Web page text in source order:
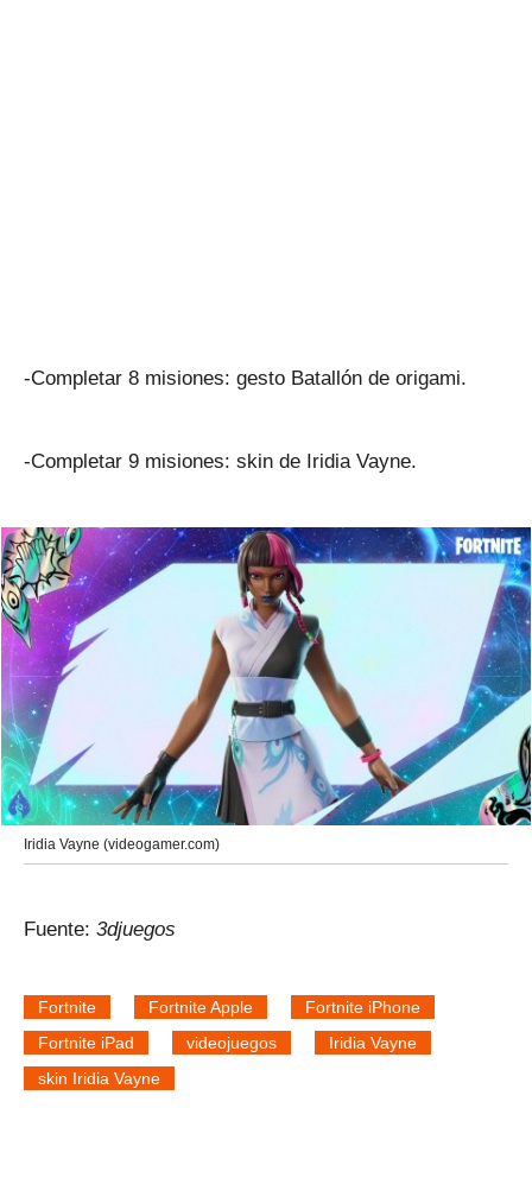
-Completar 8 misiones: gesto Batallón de origami.
-Completar 9 misiones: skin de Iridia Vayne.
Iridia Vayne (videogamer.com)
Fuente: 3djuegos
Fortnite Fortnite Apple
Fortnite iPhone
Fortnite iPad
videojuegos
Iridia Vayne
skin Iridia Vayne